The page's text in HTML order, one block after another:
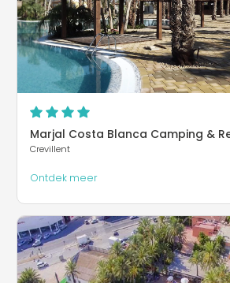
Marjal Costa Blanca Camping &
Crevillent
Ontdek meer